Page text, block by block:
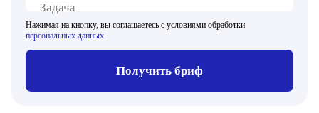
Задача
Нажимая на кнопку, вы соглашаетесь с условиями обработки
персональных данных
Получить бриф